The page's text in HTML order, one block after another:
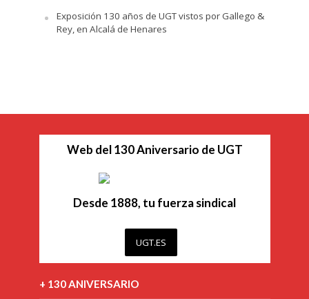
Exposición 130 años de UGT vistos por Gallego &
Rey, en Alcalá de Henares
Web del 130 Aniversario de UGT
Desde 1888, tu fuerza sindical
UGT.ES
+ 130 ANIVERSARIO